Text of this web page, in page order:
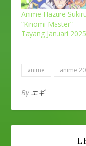
Anime Hazure Sukiru
“Kinomi Master”
Tayang Januari
anime anime
By エギ